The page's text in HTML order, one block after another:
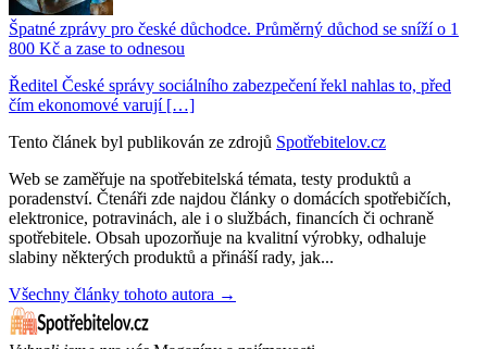
Špatné zprávy pro české důchodce. Průměrný důchod se sníží o 1
800 Kč a zase to odnesou
Ředitel České správy sociálního zabezpečení řekl nahlas to, před
čím ekonomové varují […]
Tento článek byl publikován ze zdrojů Spotřebitelov.cz
Web se zaměřuje na spotřebitelská témata, testy produktů a
poradenství. Čtenáři zde najdou články o domácích spotřebičích,
elektronice, potravinách, ale i o službách, financích či ochraně
spotřebitele. Obsah upozorňuje na kvalitní výrobky, odhaluje
slabiny některých produktů a přináší rady, jak...
Všechny články tohoto autora →